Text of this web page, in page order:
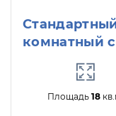
комнатный
Площадь18